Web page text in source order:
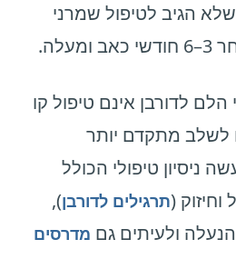
הגיב לטיפול שמרני
הלם לדורבן אינם טיפול קו
לשלב מתקדם יותר
ניסיון טיפולי הכולל
וחיזוק (תרגילים לדורבן),
ולעיתים גם מדרסים